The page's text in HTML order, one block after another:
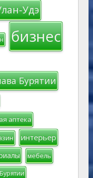
Удэ
бизнес
Бурятии
аптека
интерьер
мебель